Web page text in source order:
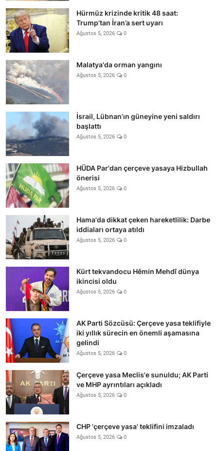
Hürmüz krizinde kritik 48 saat:
Trump’tan İran’a sert uyarı
Ağustos 5, 2026 0
Malatya'da orman yangını
Ağustos 5, 2026 0
İsrail, Lübnan’ın güneyine yeni saldırı
başlattı
Ağustos 5, 2026 0
HÜDA Par'dan çerçeve yasaya Hizbullah
önerisi
Ağustos 5, 2026 0
Hama'da dikkat çeken hareketlilik: Darbe
iddiaları ortaya atıldı
Ağustos 5, 2026 0
Kürt tekvandocu Hêmin Mehdî dünya
ikincisi oldu
Ağustos 5, 2026 0
AK Parti Sözcüsü: Çerçeve yasa teklifiyle
iki yıllık sürecin en önemli aşamasına
gelindi
Ağustos 5, 2026 0
Çerçeve yasa Meclis'e sunuldu; AK Parti
ve MHP ayrıntıları açıkladı
Ağustos 5, 2026 0
CHP 'çerçeve yasa' teklifini imzaladı
Ağustos 5, 2026 0